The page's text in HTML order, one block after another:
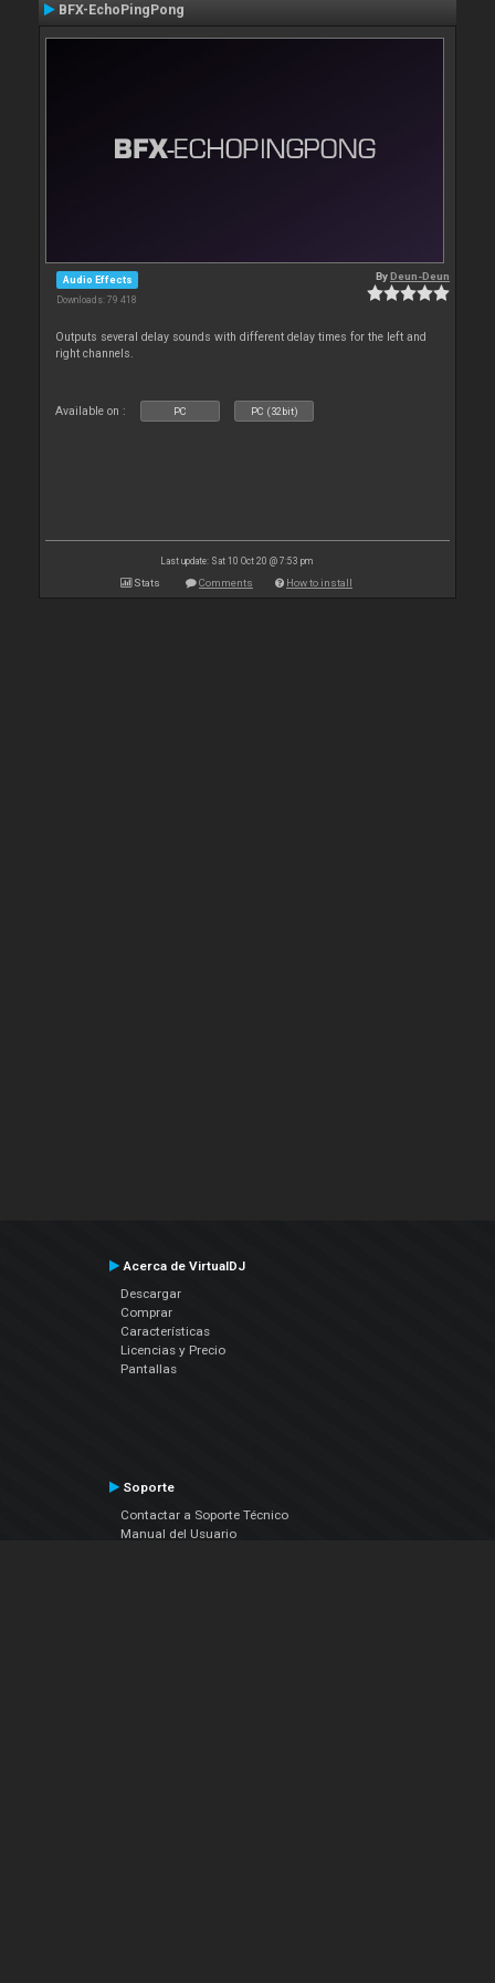
BFX-EchoPingPong
Audio Effects
Downloads: 79 418
ByDeun-Deun
Outputs several delay sounds with different delay times for the left and
right channels.
Available on : PC PC (32bit)
Last update: Sat 10 Oct 20 @ 7:53 pm
Stats Comments How to install
Acerca de VirtualDJ
Descargar
Comprar
Características
Licencias y Precio
Pantallas
Soporte
Contactar a Soporte Técnico
Manual del Usuario